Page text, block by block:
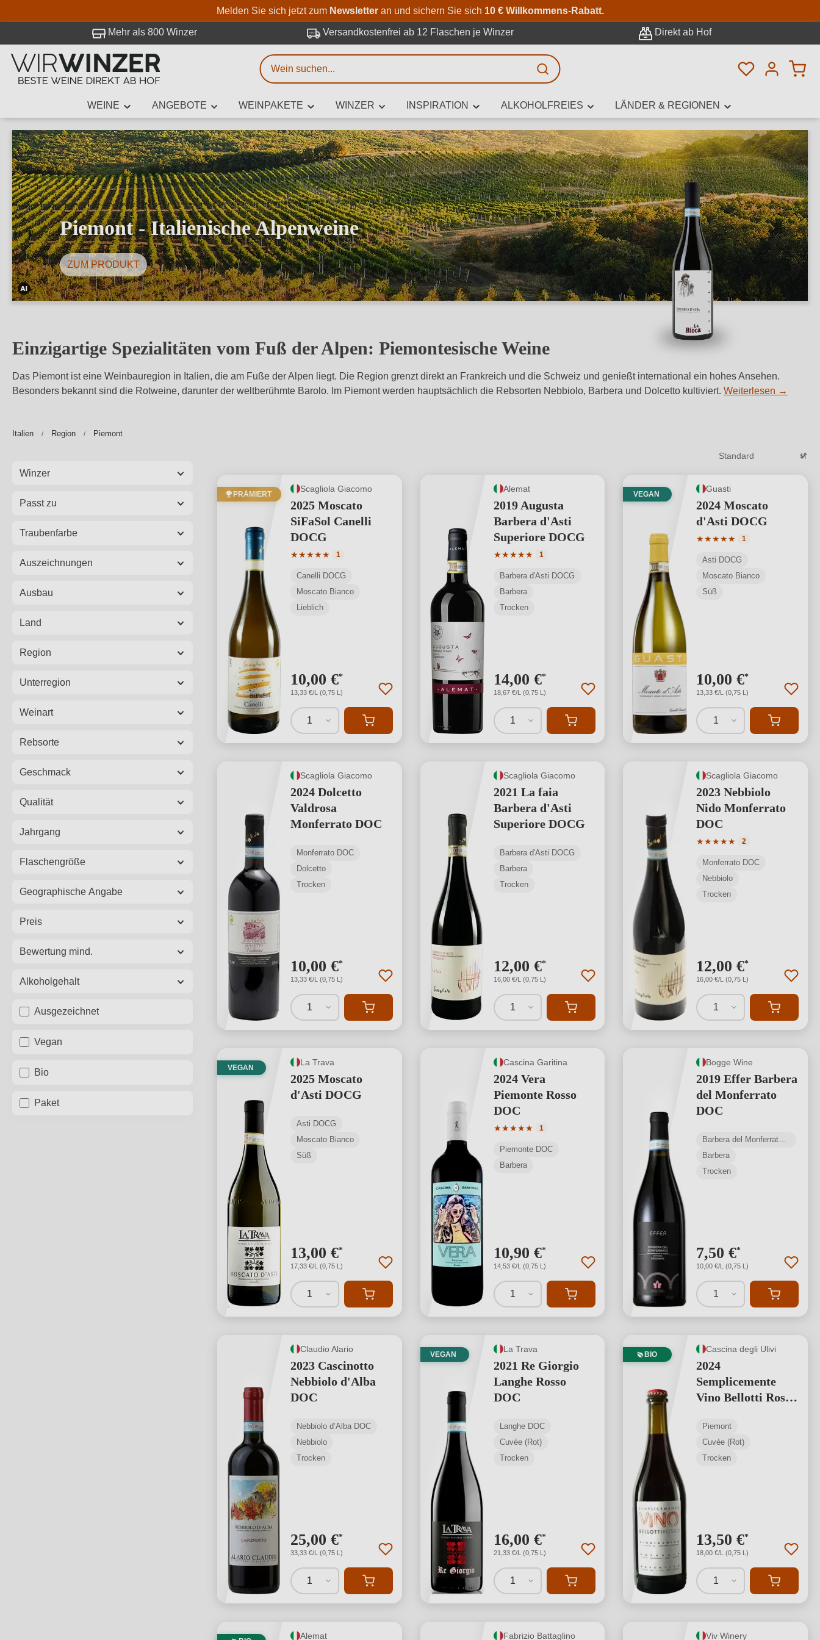
Zum Hauptinhalt springen
Zur Suche springen
Zur Hauptnavigation springen
Melden Sie sich jetzt zum Newsletteran und sichern Sie sich 10 € Willkommens-Rabatt.
Mehr als 800 Winzer Versandkostenfrei ab 12 Flaschen je Winzer Direkt ab Hof
Du hast 0
WEINE ANGEBOTE WEINPAKETE WINZER INSPIRATION ALKOHOLFREIES LÄNDER & REGIONEN
Dieses
mithilfe
KI
verändert.
Piemont - Italienische Alpenweine
ZUM PRODUKT
Einzigartige Spezialitäten vom Fuß der Alpen: Piemontesische Weine
Das Piemont ist eine Weinbauregion in Italien, die am Fuße der Alpen liegt. Die Region grenzt direkt an Frankreich und die Schweiz und genießt international ein hohes Ansehen.
Besonders bekannt sind die Rotweine, darunter der weltberühmte Barolo. Im Piemont werden hauptsächlich die Rebsorten Nebbiolo, Barbera und Dolcetto kultiviert. Weiterlesen →
Italien Region Piemont
Winzer
Passt zu
Traubenfarbe
Auszeichnungen
Ausbau
Land
Region
Unterregion
Weinart
Rebsorte
Geschmack
Qualität
Jahrgang
Flaschengröße
Geographische Angabe
Preis
Bewertung mind.
Alkoholgehalt
Ausgezeichnet
Vegan
Bio
Paket
PRÄMIERT
Scagliola Giacomo
2025 Moscato
SiFaSol Canelli
DOCG
★★★★★
Durchschnittliche Bewertung von 5 von 5 Sternen
1
Canelli DOCG
Moscato Bianco
Lieblich
10,00 €*
13,33 €/L (0,75 L)
1
Alemat
2019 Augusta
Barbera d'Asti
Superiore DOCG
★★★★★
Durchschnittliche Bewertung von 5 von 5 Sternen
1
Barbera d'Asti DOCG
Barbera
Trocken
14,00 €*
18,67 €/L (0,75 L)
1
VEGAN
Guasti
2024 Moscato
d'Asti DOCG
★★★★★
Durchschnittliche
1
Asti DOCG
Moscato Bianco
Süß
10,00 €*
13,33 €/L (0,75 L)
1
Scagliola Giacomo
2024 Dolcetto
Valdrosa
Monferrato DOC
Monferrato DOC
Dolcetto
Trocken
10,00 €*
13,33 €/L (0,75 L)
1
Scagliola Giacomo
2021 La faia
Barbera d'Asti
Superiore DOCG
Barbera d'Asti DOCG
Barbera
Trocken
12,00 €*
16,00 €/L (0,75 L)
1
Scagliola Giacomo
2023 Nebbiolo
Nido Monferrato
DOC
★★★★★
Durchschnittliche
2
Monferrato DOC
Nebbiolo
Trocken
12,00 €*
16,00 €/L (0,75 L)
1
VEGAN
La Trava
2025 Moscato
d'Asti DOCG
Asti DOCG
Moscato Bianco
Süß
13,00 €*
17,33 €/L (0,75 L)
1
Cascina Garitina
2024 Vera
Piemonte Rosso
DOC
★★★★★
Durchschnittliche Bewertung von 5 von 5 Sternen
1
Piemonte DOC
Barbera
10,90 €*
14,53 €/L (0,75 L)
1
Bogge Wine
2019 Effer Barbera
del Monferrato
DOC
Barbera del Monferrato DOC
Barbera
Trocken
7,50 €*
10,00 €/L (0,75 L)
1
Claudio Alario
2023 Cascinotto
Nebbiolo d'Alba
DOC
Nebbiolo d’Alba DOC
Nebbiolo
Trocken
25,00 €*
33,33 €/L (0,75 L)
1
VEGAN
La Trava
2021 Re Giorgio
Langhe Rosso
DOC
Langhe DOC
Cuvée (Rot)
Trocken
16,00 €*
21,33 €/L (0,75 L)
1
BIO
Cascina degli Ulivi
2024
Semplicemente
Vino Bellotti Rosso
Piemont
Cuvée (Rot)
Trocken
13,50 €*
18,00 €/L (0,75 L)
1
Alemat Fabrizio Battaglino Viv Winery
Weinsuche
Mindestens 3 Zeichen eingeben
Erweiterte Suche
Beschreiben Sie, welchen Wein Sie suchen – ob nach Geschmack, Anlass, Weinnamen,
Rebsorte, Region, Winzer oder anderen Kriterien.
bei WirWinzer.